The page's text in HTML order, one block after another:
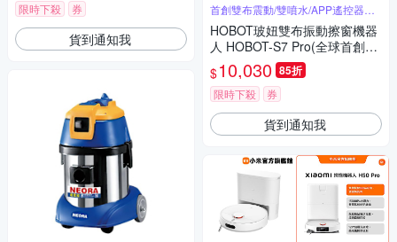
限時下殺
券
貨到通知我
首創雙布震動/雙噴水/APP遙控器雙
控制
HOBOT玻妞雙布振動擦窗機器
人 HOBOT-S7 Pro(全球首創雙
布震動/雙噴水/APP遙控器雙控
制)
$10,030 85折
限時下殺 券
貨到通知我